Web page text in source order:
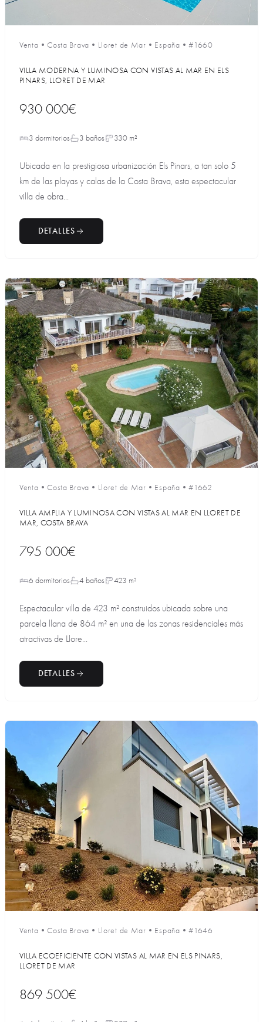
Venta •Costa Brava • Lloret de Mar • España •#1660
VILLA MODERNA Y LUMINOSA CON VISTAS AL MAR EN ELS
PINARS, LLORET DE MAR
930 000€
3 dormitorios 3 baños 330 m²
Ubicada en la prestigiosa urbanización Els Pinars, a tan solo 5
km de las playas y calas de la Costa Brava, esta espectacular
villa de obra...
DETALLES
Venta •Costa Brava • Lloret de Mar • España •#1662
VILLA AMPLIA Y LUMINOSA CON VISTAS AL MAR EN LLORET DE
MAR, COSTA BRAVA
795 000€
6 dormitorios 4 baños 423 m²
Espectacular villa de 423 m² construidos ubicada sobre una
parcela llana de 864 m² en una de las zonas residenciales más
atractivas de Llore...
DETALLES
Venta •Costa Brava • Lloret de Mar • España •#1646
VILLA ECOEFICIENTE CON VISTAS AL MAR EN ELS PINARS,
LLORET DE MAR
869 500€